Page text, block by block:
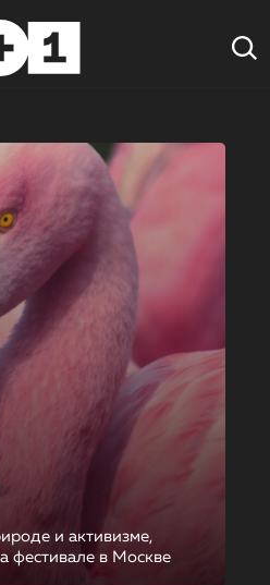
и активизме,
фестивале в Москве